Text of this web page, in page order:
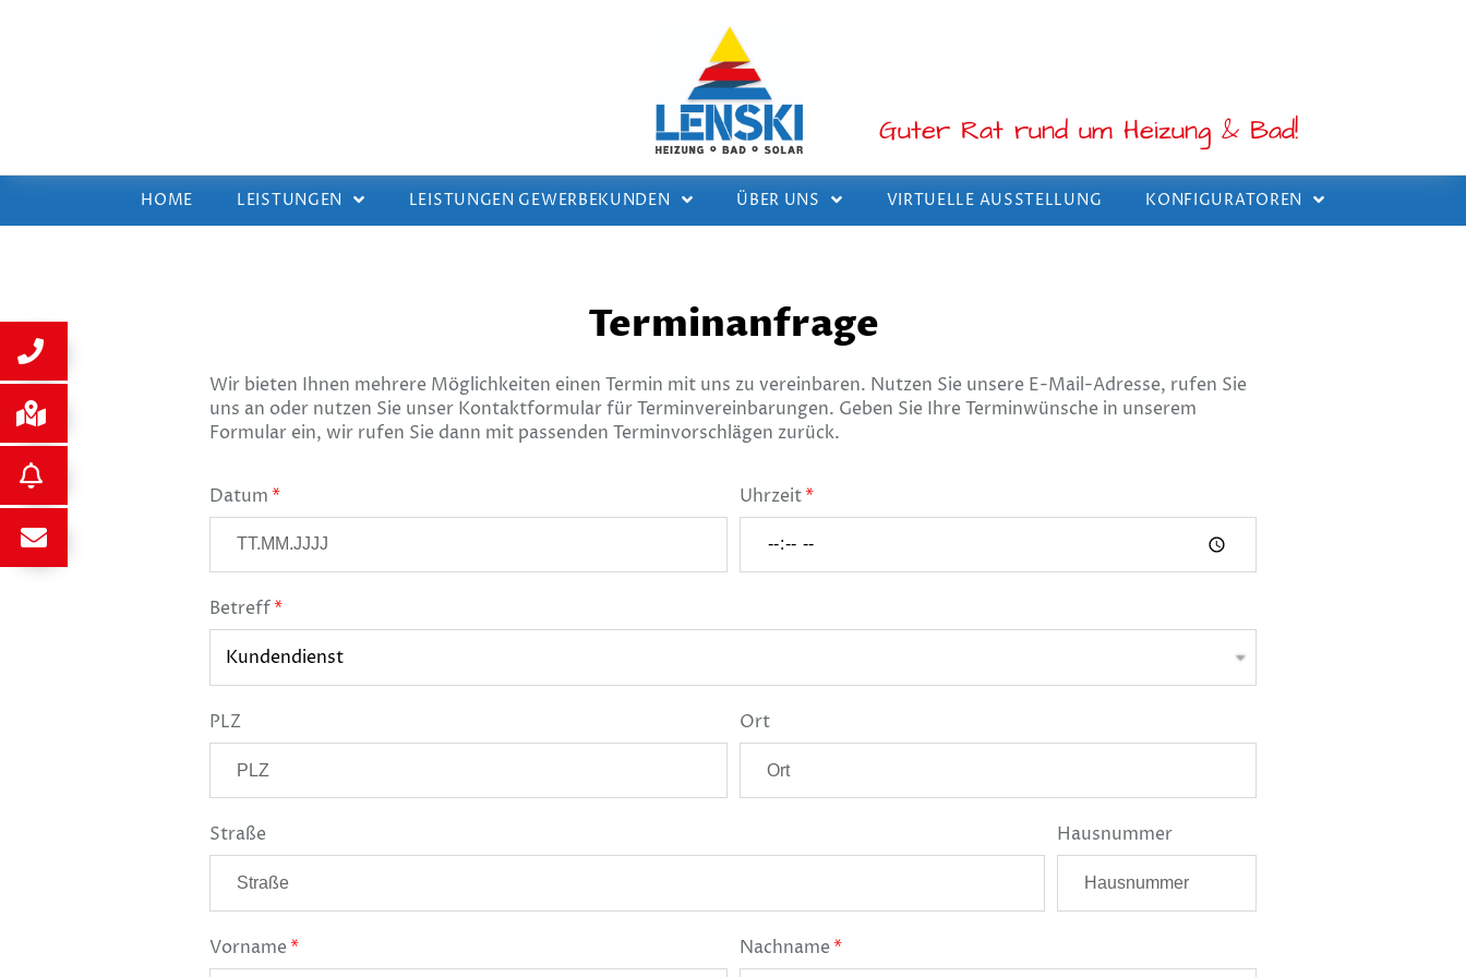
Guter Rat rund um Heizung & Bad!
HOME LEISTUNGEN LEISTUNGEN GEWERBEKUNDEN ÜBER UNS VIRTUELLE AUSSTELLUNG KONFIGURATOREN
Terminanfrage
Wir bieten Ihnen mehrere Möglichkeiten einen Termin mit uns zu vereinbaren. Nutzen Sie unsere E-Mail-Adresse, rufen Sie
uns an oder nutzen Sie unser Kontaktformular für Terminvereinbarungen. Geben Sie Ihre Terminwünsche in unserem
Formular ein, wir rufen Sie dann mit passenden Terminvorschlägen zurück.
Datum Uhrzeit
Betreff
PLZ Ort
Straße Hausnummer
Vorname Nachname